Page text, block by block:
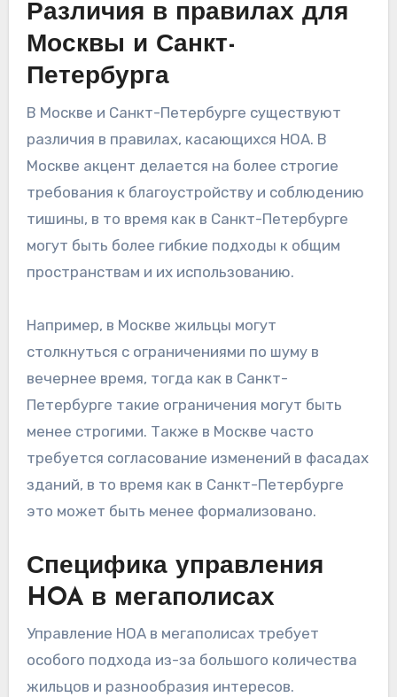
Различия в правилах для
Москвы и Санкт-
Петербурга
В Москве и Санкт-Петербурге существуют
различия в правилах, касающихся HOA. В
Москве акцент делается на более строгие
требования к благоустройству и соблюдению
тишины, в то время как в Санкт-Петербурге
могут быть более гибкие подходы к общим
пространствам и их использованию.
Например, в Москве жильцы могут
столкнуться с ограничениями по шуму в
вечернее время, тогда как в Санкт-
Петербурге такие ограничения могут быть
менее строгими. Также в Москве часто
требуется согласование изменений в фасадах
зданий, в то время как в Санкт-Петербурге
это может быть менее формализовано.
Специфика управления
HOA в мегаполисах
Управление HOA в мегаполисах требует
особого подхода из-за большого количества
жильцов и разнообразия интересов.